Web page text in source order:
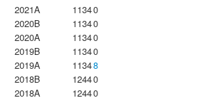
2021A
11340
2020B
11340
2020A
11340
2019B
11340
2019A
11348
2018B
12440
2018A
12440